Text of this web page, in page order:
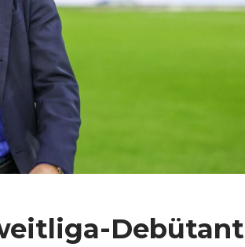
Debütant